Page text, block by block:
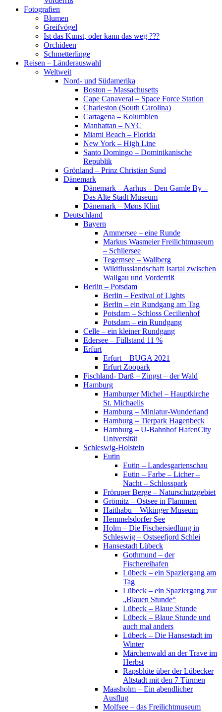
Fotografien
Blumen
Greifvögel
Ist das Kunst, oder kann das weg ???
Orchideen
Schmetterlinge
Reisen – Länderauswahl
Weltweit
Nord- und Südamerika
Boston – Massachusetts
Cape Canaveral – Space Force Station
Charleston (South Carolina)
Cartagena – Kolumbien
Manhattan – NYC
Miami Beach – Florida
New York – High Line
Santo Domingo – Dominikanische
Republik
Grönland – Prinz Christian Sund
Dänemark
Dänemark – Aarhus – Den Gamle By –
Das Alte Stadt Museum
Dänemark – Møns Klint
Deutschland
Bayern
Ammersee – eine Runde
Markus Wasmeier Freilichtmuseum
– Schliersee
Tegernsee – Wallberg
Wildflusslandschaft Isartal zwischen
Wallgau und Vorderriß
Berlin – Potsdam
Berlin – Festival of Lights
Berlin – ein Rundgang am Tag
Potsdam – Schloss Cecilienhof
Potsdam – ein Rundgang
Celle – ein kleiner Rundgang
Edersee – Füllstand 11 %
Erfurt
Erfurt – BUGA 2021
Erfurt Zoopark
Fischland- Darß – Zingst – der Wald
Hamburg
Hamburger Michel – Hauptkirche
St. Michaelis
Hamburg – Miniatur-Wunderland
Hamburg – Tierpark Hagenbeck
Hamburg – U-Bahnhof HafenCity
Universität
Schleswig-Holstein
Eutin
Eutin – Landesgartenschau
Eutin – Farbe – Licher –
Nacht – Schlosspark
Fröruper Berge – Naturschutzgebiet
Grömitz – Ostsee in Flammen
Haithabu – Wikinger Museum
Hemmelsdorfer See
Holm – Die Fischersiedlung in
Schleswig – Ostseefjord Schlei
Hansestadt Lübeck
Gothmund – der
Fischereihafen
Lübeck – ein Spaziergang am
Tag
Lübeck – ein Spaziergang zur
„Blauen Stunde“
Lübeck – Blaue Stunde
Lübeck – Blaue Stunde und
auch mal anders
Lübeck – Die Hansestadt im
Winter
Märchenwald an der Trave im
Herbst
Rapsblüte über der Lübecker
Altstadt mit den 7 Türmen
Maasholm – Ein abendlicher
Ausflug
Molfsee – das Freilichtmuseum